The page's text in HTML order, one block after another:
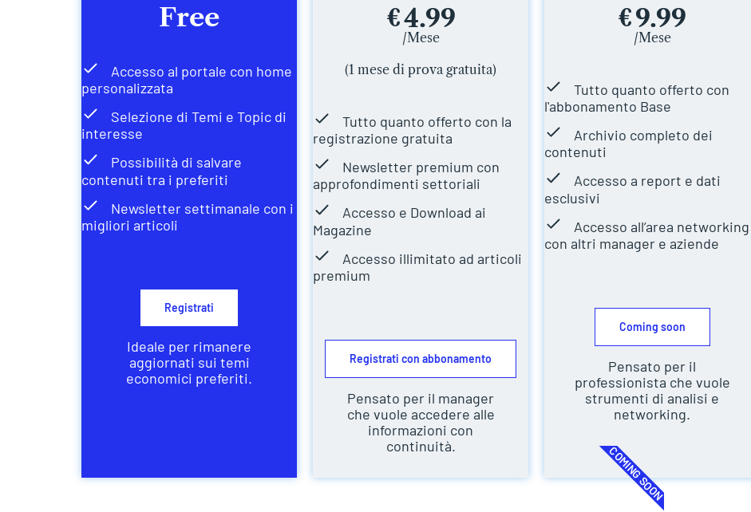
Free
Accesso al portale con home
personalizzata
Selezione di Temi e Topic di
interesse
Possibilità di salvare
contenuti tra i preferiti
Newsletter settimanale con i
migliori articoli
Registrati
Ideale per rimanere
aggiornati sui temi
economici preferiti.
€4.99
/Mese
(1 mese di prova gratuita)
Tutto quanto offerto con la
registrazione gratuita
Newsletter premium con
approfondimenti settoriali
Accesso e Download ai
Magazine
Accesso illimitato ad articoli
premium
Registrati con abbonamento
Pensato per il manager
che vuole accedere alle
informazioni con
continuità.
€9.99
/Mese
Tutto quanto offerto con
l'abbonamento Base
Archivio completo dei
contenuti
Accesso a report e dati
esclusivi
Accesso all’area networking
con altri manager e aziende
Coming soon
Pensato per il
professionista che vuole
strumenti di analisi e
networking.
COMING SOON